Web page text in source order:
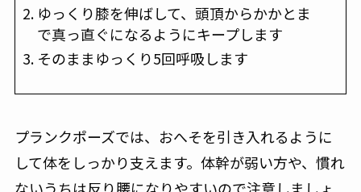
ゆっくり膝を伸ばして、頭頂からかかとま
で真っ直ぐになるようにキープします
そのままゆっくり5回呼吸します
プランクポーズでは、おへそを引き入れるように
して体をしっかり支えます。体幹が弱い方や、慣れ